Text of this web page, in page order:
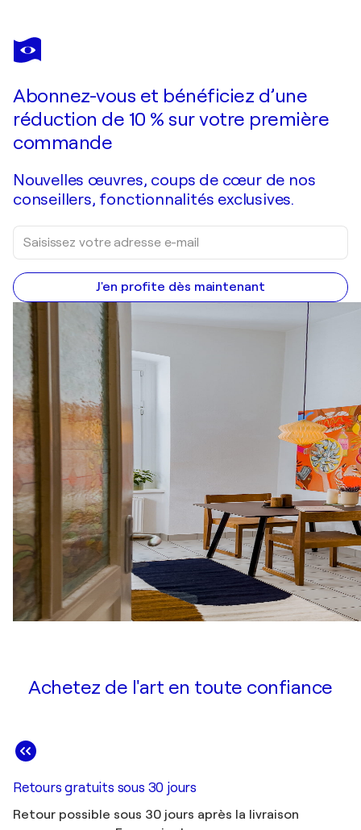
MARIANNE BANKMANN
Porträt von Salvador Dali
Abonnez-vous et bénéficiez d’une
réduction de 10 % sur votre première
commande
Nouvelles œuvres, coups de cœur de nos
conseillers, fonctionnalités exclusives.
J'en profite dès maintenant
Achetez de l'art en toute confiance
Retours gratuits sous 30 jours
Retour possible sous 30 jours après la livraison